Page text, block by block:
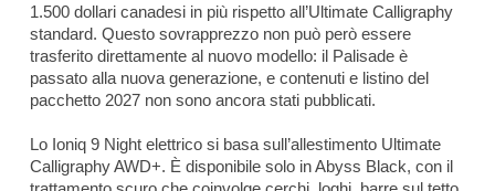
1.500 dollari canadesi in più rispetto all’Ultimate Calligraphy
standard. Questo sovrapprezzo non può però essere
trasferito direttamente al nuovo modello: il Palisade è
passato alla nuova generazione, e contenuti e listino del
pacchetto 2027 non sono ancora stati pubblicati.
Lo Ioniq 9 Night elettrico si basa sull’allestimento Ultimate
Calligraphy AWD+. È disponibile solo in Abyss Black, con il